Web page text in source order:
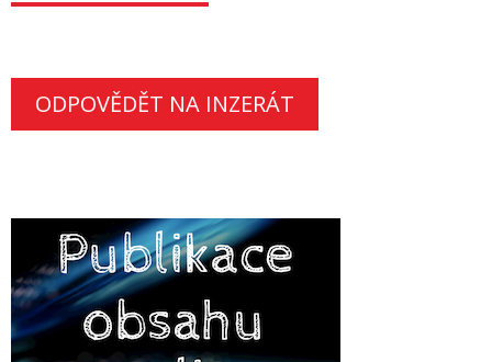
ODPOVĚDĚT NA INZERÁT